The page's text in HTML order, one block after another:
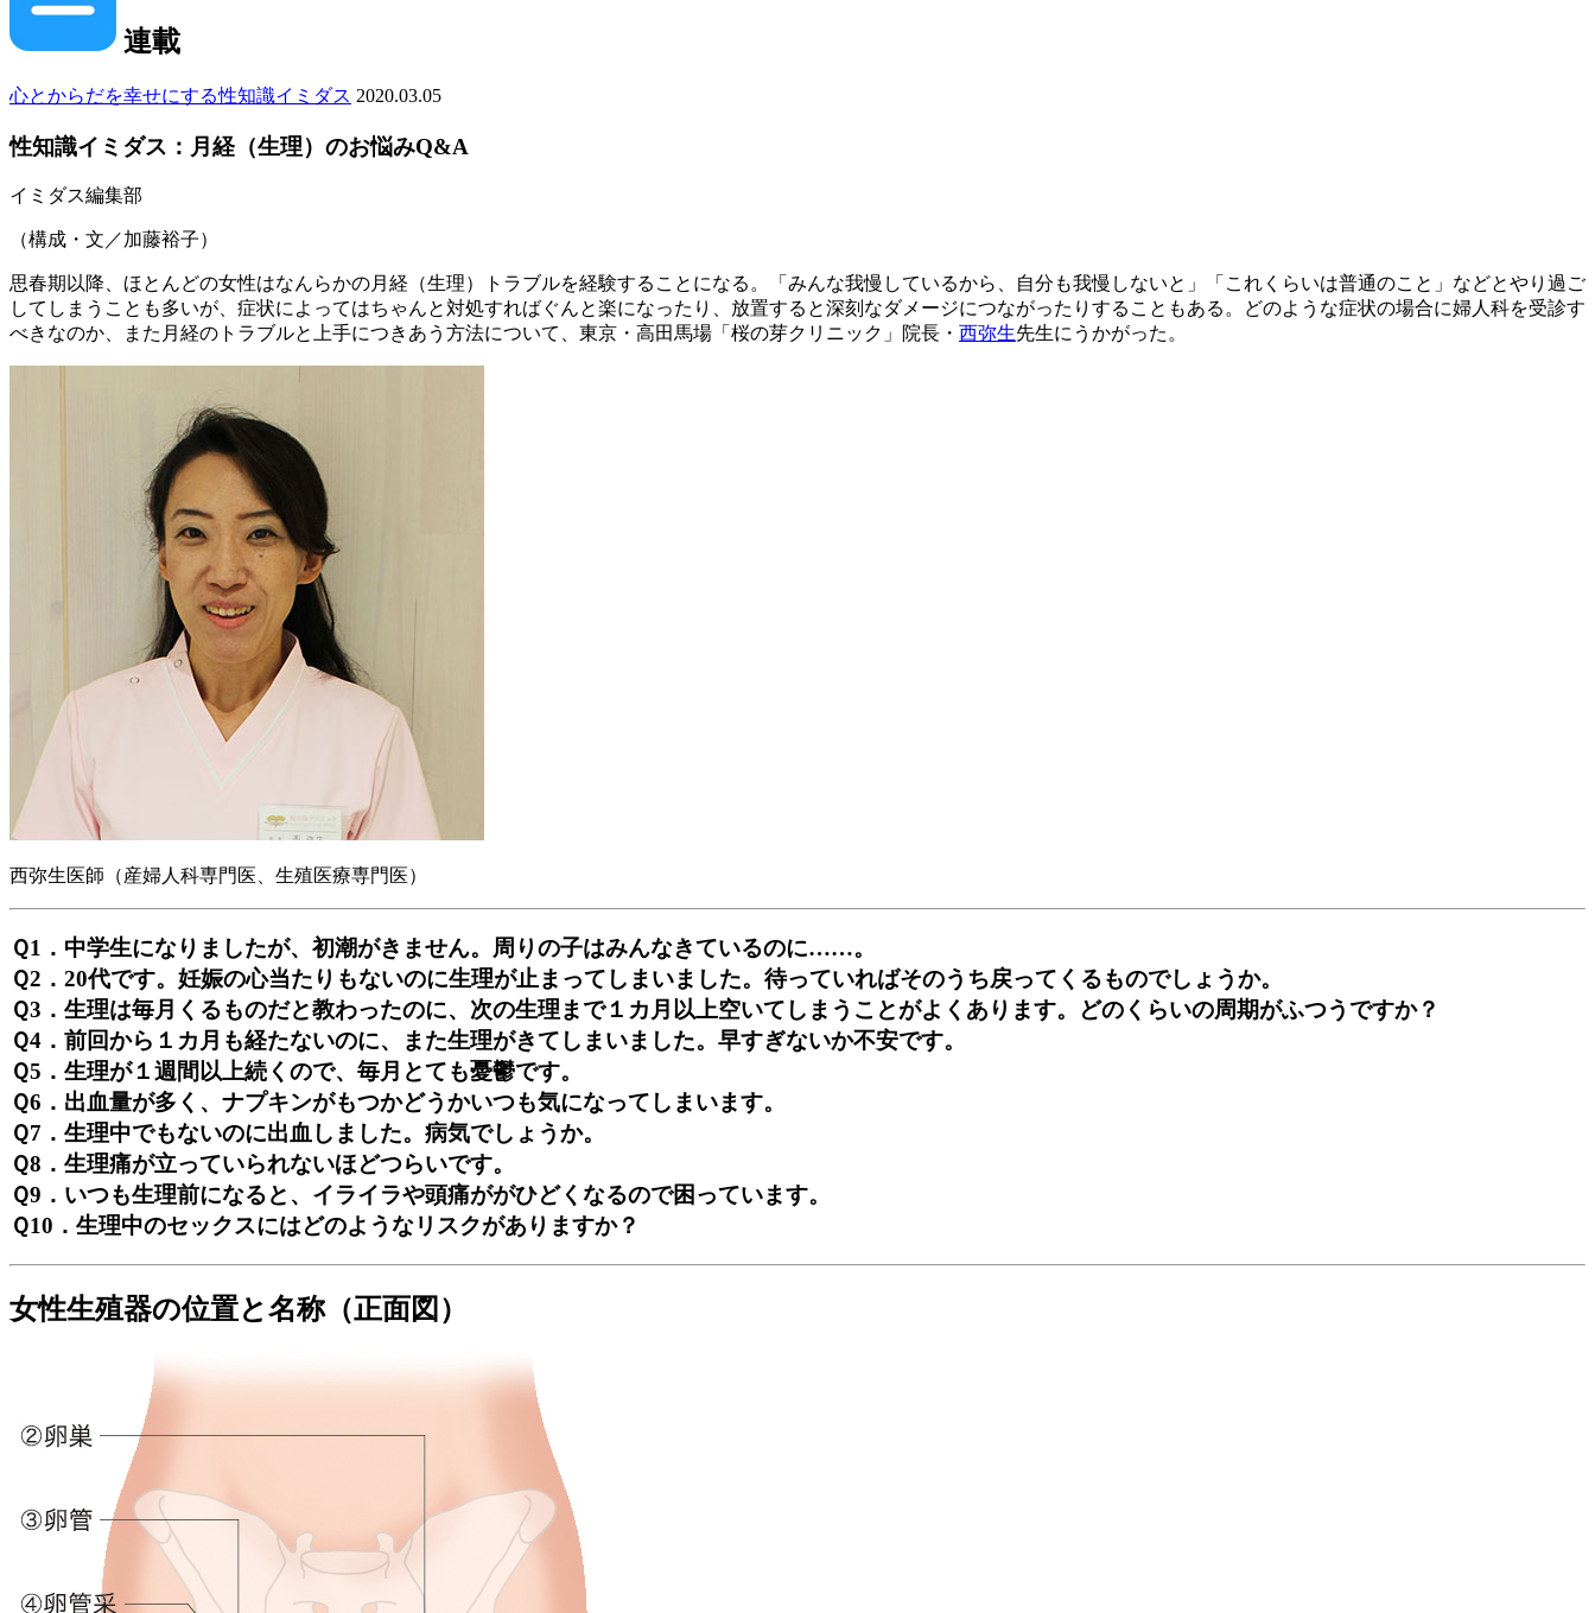
連載
心とからだを幸せにする性知識イミダス 2020.03.05
性知識イミダス：月経（生理）のお悩みQ&A
イミダス編集部
（構成・文／加藤裕子）
思春期以降、ほとんどの女性はなんらかの月経（生理）トラブルを経験することになる。「みんな我慢しているから、自分も我慢しないと」「これくらいは普通のこと」などとやり過ご
してしまうことも多いが、症状によってはちゃんと対処すればぐんと楽になったり、放置すると深刻なダメージにつながったりすることもある。どのような症状の場合に婦人科を受診す
べきなのか、また月経のトラブルと上手につきあう方法について、東京・高田馬場「桜の芽クリニック」院長・ 西弥生先生にうかがった。
西弥生医師（産婦人科専門医、生殖医療専門医）
Ｑ1．中学生になりましたが、初潮がきません。周りの子はみんなきているのに……。
Ｑ2．20代です。妊娠の心当たりもないのに生理が止まってしまいました。待っていればそのうち戻ってくるものでしょうか。
Ｑ3．生理は毎月くるものだと教わったのに、次の生理まで１カ月以上空いてしまうことがよくあります。どのくらいの周期がふつうですか？
Ｑ4．前回から１カ月も経たないのに、また生理がきてしまいました。早すぎないか不安です。
Ｑ5．生理が１週間以上続くので、毎月とても憂鬱です。
Ｑ6．出血量が多く、ナプキンがもつかどうかいつも気になってしまいます。
Ｑ7．生理中でもないのに出血しました。病気でしょうか。
Ｑ8．生理痛が立っていられないほどつらいです。
Ｑ9．いつも生理前になると、イライラや頭痛ががひどくなるので困っています。
Ｑ10．生理中のセックスにはどのようなリスクがありますか？
女性生殖器の位置と名称（正面図）